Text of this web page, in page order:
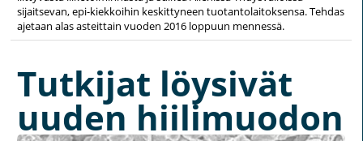
sijaitsevan, epi-kiekkoihin keskittyneen tuotantolaitoksensa. Tehdas
ajetaan alas asteittain vuoden 2016 loppuun mennessä.
Tutkijat löysivät
uuden hiilimuodon